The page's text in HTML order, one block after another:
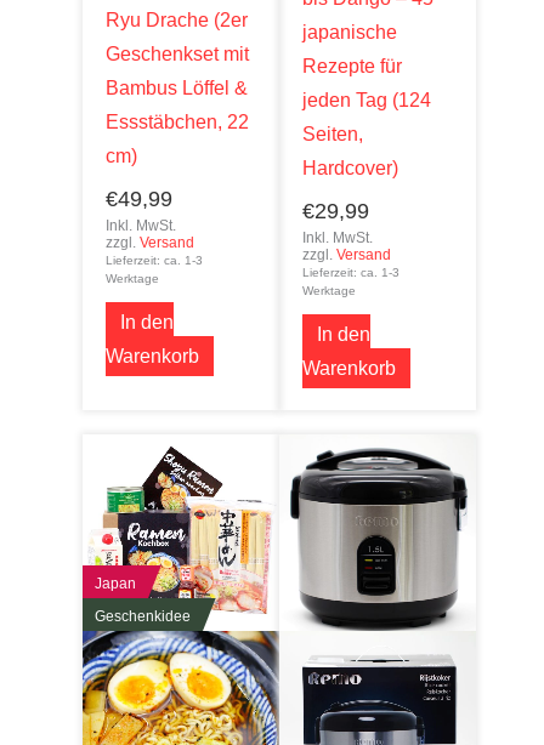
Ryu Drache (2er
Geschenkset mit
Bambus Löffel &
Essstäbchen, 22
cm)
€49,99
Inkl. MwSt.
zzgl.Versand
Lieferzeit: ca. 1-3
Werktage
In den
Warenkorb
japanische
Rezepte für
jeden Tag (124
Seiten,
Hardcover)
€29,99
Inkl. MwSt.
zzgl.Versand
Lieferzeit: ca. 1-3
Werktage
In den
Warenkorb
Japan
Geschenkidee